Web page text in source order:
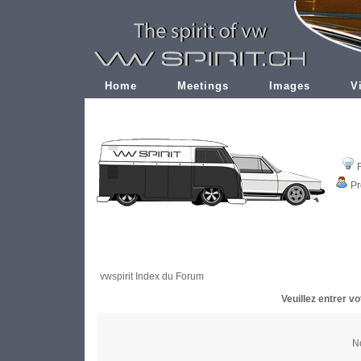
Home Meetings Images
vwspirit Index du Forum
Veuillez entrer